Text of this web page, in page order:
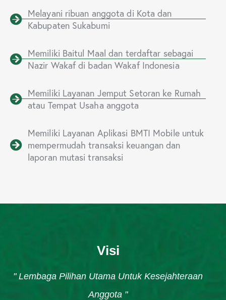
Melayani ribuan anggota di Kota dan
Kabupaten Sukabumi
Memiliki Baitul Maal dan terdaftar sebagai
Nazir Wakaf di badan Wakaf Indonesia
Memiliki Layanan Jemput Setoran ke Rumah
atau Tempat Usaha anggota
Memiliki Layanan Aplikasi BMTI Mobile untuk
mempermudah transaksi keuangan dan
laporan mutasi transaksi
Visi
" Lembaga Pilihan Utama Untuk Kesejahteraan
Anggota "